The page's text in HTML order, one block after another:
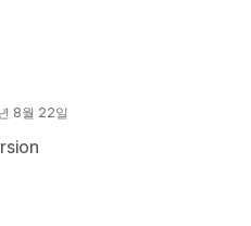
8월 22일